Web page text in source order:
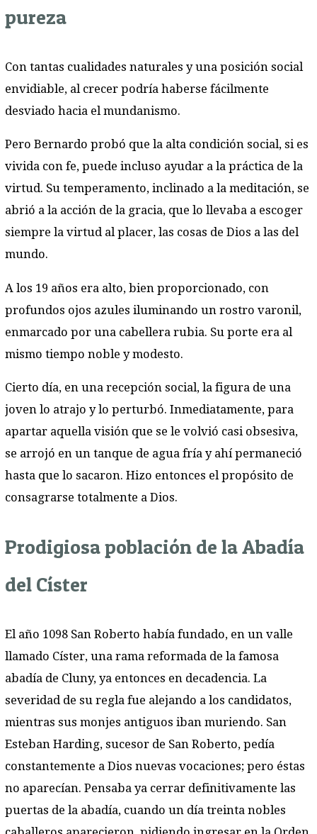
pureza
Con tantas cualidades naturales y una posición social
envidiable, al crecer podría haberse fácilmente
desviado hacia el mundanismo.
Pero Bernardo probó que la alta condición social, si es
vivida con fe, puede incluso ayudar a la práctica de la
virtud. Su temperamento, inclinado a la meditación, se
abrió a la acción de la gracia, que lo llevaba a escoger
siempre la virtud al placer, las cosas de Dios a las del
mundo.
A los 19 años era alto, bien proporcionado, con
profundos ojos azules iluminando un rostro varonil,
enmarcado por una cabellera rubia. Su porte era al
mismo tiempo noble y modesto.
Cierto día, en una recepción social, la figura de una
joven lo atrajo y lo perturbó. Inmediatamente, para
apartar aquella visión que se le volvió casi obsesiva,
se arrojó en un tanque de agua fría y ahí permaneció
hasta que lo sacaron. Hizo entonces el propósito de
consagrarse totalmente a Dios.
Prodigiosa población de la Abadía
del Císter
El año 1098 San Roberto había fundado, en un valle
llamado Císter, una rama reformada de la famosa
abadía de Cluny, ya entonces en decadencia. La
severidad de su regla fue alejando a los candidatos,
mientras sus monjes antiguos iban muriendo. San
Esteban Harding, sucesor de San Roberto, pedía
constantemente a Dios nuevas vocaciones; pero éstas
no aparecían. Pensaba ya cerrar definitivamente las
puertas de la abadía, cuando un día treinta nobles